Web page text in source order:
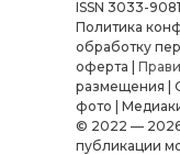
ISSN 3033-9081
Политика
обработку
оферта |
размещения |
фото |
© 2022 — 2026
публикации